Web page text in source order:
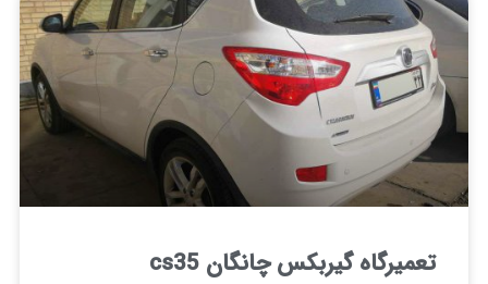
تعمیرگاه گیربکس چانگان cs35